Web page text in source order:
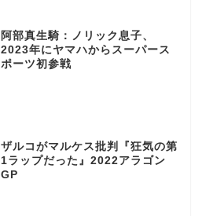
阿部真生騎：ノリック息子、
2023年にヤマハからスーパース
ポーツ初参戦
ザルコがマルケス批判『狂気の第
1ラップだった』2022アラゴン
GP